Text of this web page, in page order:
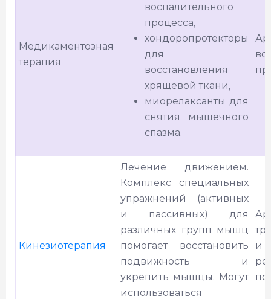
Медикаментозная
терапия
воспалительного
процесса,
хондоропротекторы
для
восстановления
хрящевой ткани,
миорелаксанты для
снятия мышечного
спазма.
Кинезиотерапия
Лечение движением.
Комплекс специальных
упражнений (активных
и пассивных) для
различных групп мышц
помогает восстановить
подвижность и
укрепить мышцы. Могут
использоваться
и